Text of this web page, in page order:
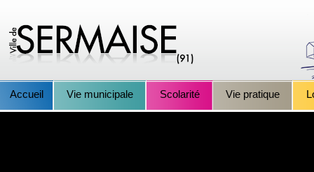
Accueil Vie municipale Scolarité Vie pratique